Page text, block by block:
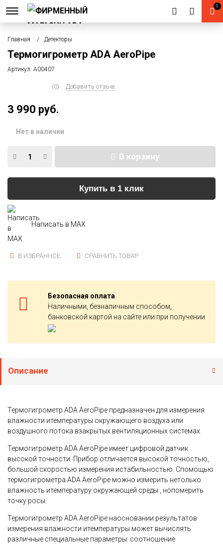
0
Главная Детекторы
Термогигрометр ADA AeroPipe
Артикул: А00407
(0) Добавить отзыв
3 990 руб.
Нет в наличии
В корзину
Купить в 1 клик
Написать в MAX
В ИЗБРАННОЕ СРАВНИТЬ ТОВАР
Безопасная оплата
Наличными, безналичным способом,
банковской картой на сайте или при получении
Описание
Термогигрометр ADA AeroPipe предназначен для измерения
влажности итемпературы окружающего воздуха или
воздушного потока взакрытых вентиляционных системах.
Термогигрометр ADA AeroPipe имеет цифровой датчик
высокой точности. Прибор отличается высокой точностью,
большой скоростью измерения истабильностью. Спомощью
термогигрометра ADA AeroPipe можно измерить нетолько
влажность итемпературу окружающей среды , нопомерить
точку росы.
Термогигрометр ADA AeroPipe наосновании результатов
измерения влажности итемпературы может вычислять
различные специальные параметры: соотношение